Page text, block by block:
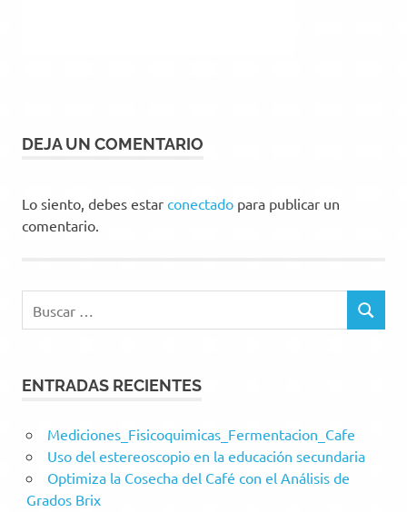
DEJA UN COMENTARIO
Lo siento, debes estar conectado para publicar un
comentario.
BUSCAR
ENTRADAS RECIENTES
Mediciones_Fisicoquimicas_Fermentacion_Cafe
Uso del estereoscopio en la educación secundaria
Optimiza la Cosecha del Café con el Análisis de
Grados Brix